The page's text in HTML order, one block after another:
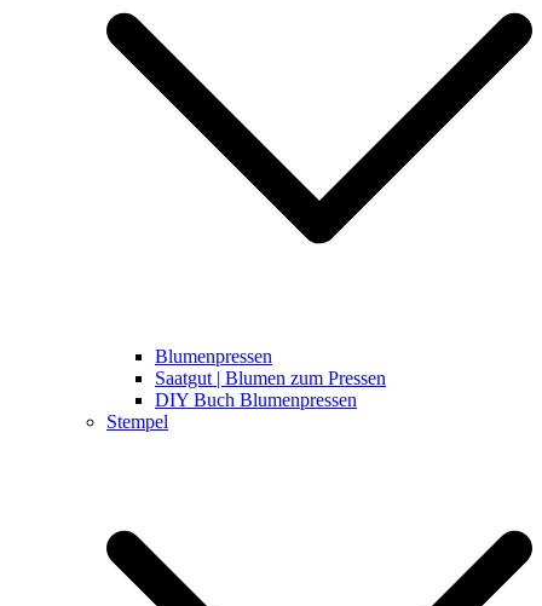
Blumenpressen
Saatgut | Blumen zum Pressen
DIY Buch Blumenpressen
Stempel